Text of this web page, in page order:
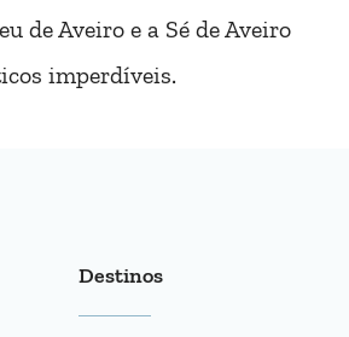
de Aveiro e a Sé de Aveiro
imperdíveis.
Destinos